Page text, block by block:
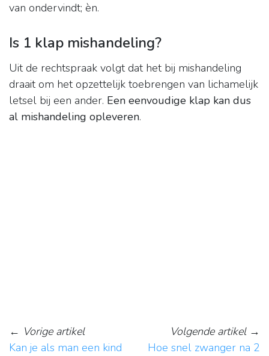
van ondervindt; èn.
Is 1 klap mishandeling?
Uit de rechtspraak volgt dat het bij mishandeling
draait om het opzettelijk toebrengen van lichamelijk
letsel bij een ander. Een eenvoudige klap kan dus
al mishandeling opleveren.
← Vorige artikel
Kan je als man een kind
Volgende artikel→
Hoe snel zwanger na 2